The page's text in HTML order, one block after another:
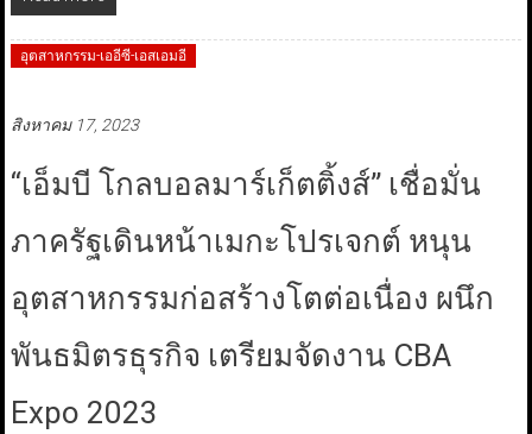
อุตสาหกรรม-เออีซี-เอสเอมอี
สิงหาคม 17, 2023
“เอ็มบี โกลบอลมาร์เก็ตติ้งส์” เชื่อมั่น
ภาครัฐเดินหน้าเมกะโปรเจกต์ หนุน
อุตสาหกรรมก่อสร้างโตต่อเนื่อง ผนึก
พันธมิตรธุรกิจ เตรียมจัดงาน CBA
Expo 2023